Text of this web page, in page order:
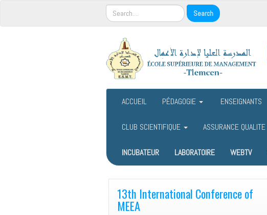
ACCUEIL PÉDAGOGIE ENSEIGNANTS
CLUB SCIENTIFIQUE ASSURANCE QUALITE
INCUBATEUR LABORATOIRE WEBTV
13th International Conference of
MEEA